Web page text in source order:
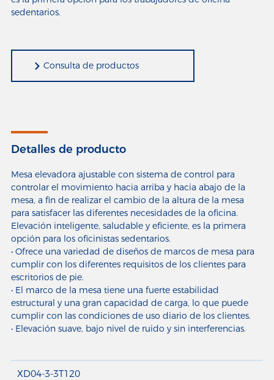
Consulta de productos
Detalles de producto
Mesa elevadora ajustable con sistema de control para
controlar el movimiento hacia arriba y hacia abajo de la
mesa, a fin de realizar el cambio de la altura de la mesa
para satisfacer las diferentes necesidades de la oficina.
Elevación inteligente, saludable y eficiente, es la primera
opción para los oficinistas sedentarios.
• Ofrece una variedad de diseños de marcos de mesa para
cumplir con los diferentes requisitos de los clientes para
escritorios de pie.
• El marco de la mesa tiene una fuerte estabilidad
estructural y una gran capacidad de carga, lo que puede
cumplir con las condiciones de uso diario de los clientes.
• Elevación suave, bajo nivel de ruido y sin interferencias.
XD04-3-3T120